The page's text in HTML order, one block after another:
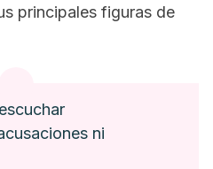
principales figuras de
ni